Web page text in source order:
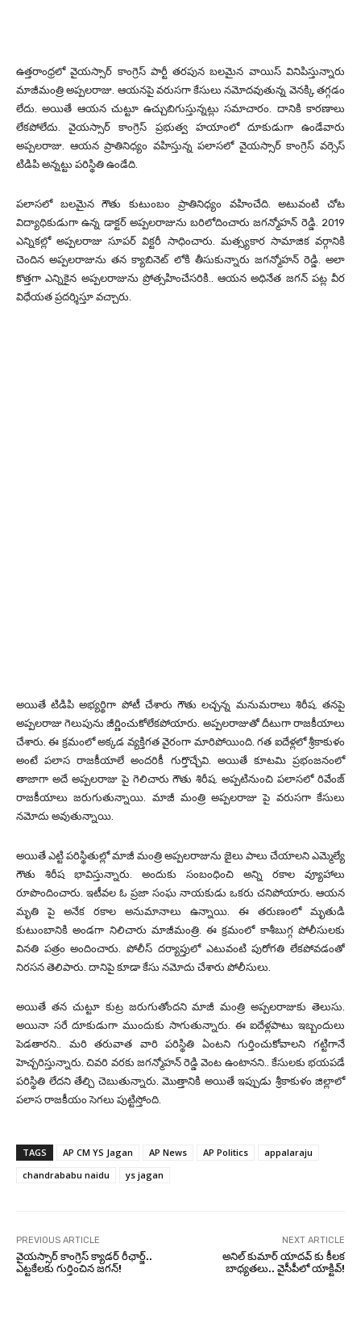
ఉత్తరాంధ్రలో వైయస్సార్ కాంగ్రెస్ పార్టీ తరపున బలమైన వాయిస్ వినిపిస్తున్నారు
మాజీమంత్రి అప్పలరాజు. ఆయనపై వరుసగా కేసులు నమోదవుతున్న వెనక్కి తగ్గడం
లేదు. అయితే ఆయన చుట్టూ ఉచ్చుబిగుస్తున్నట్లు సమాచారం. దానికి కారణాలు
లేకపోలేదు. వైయస్సార్ కాంగ్రెస్ ప్రభుత్వ హయాంలో దూకుడుగా ఉండేవారు
అప్పలరాజు. ఆయన ప్రాతినిధ్యం వహిస్తున్న పలాసలో వైయస్సార్ కాంగ్రెస్ వర్సెస్
టిడిపి అన్నట్టు పరిస్థితి ఉండేది.
పలాసలో బలమైన గౌతు కుటుంబం ప్రాతినిధ్యం వహించేది. అటువంటి చోట
విద్యాధికుడుగా ఉన్న డాక్టర్ అప్పలరాజును బరిలోదించారు జగన్మోహన్ రెడ్డి. 2019
ఎన్నికల్లో అప్పలరాజు సూపర్ విక్టరీ సాధించారు. మత్స్యకార సామాజిక వర్గానికి
చెందిన అప్పలరాజును తన క్యాబినెట్ లోకి తీసుకున్నారు జగన్మోహన్ రెడ్డి. అలా
కొత్తగా ఎన్నికైన అప్పలరాజును ప్రోత్సహించేసరికి.. ఆయన అధినేత జగన్ పట్ల వీర
విధేయత ప్రదర్శిస్తూ వచ్చారు.
అయితే టిడిపి అభ్యర్థిగా పోటీ చేశారు గౌతు లచ్చన్న మనుమరాలు శిరీష. తనపై
అప్పలరాజు గెలుపును జీర్ణించుకోలేకపోయారు. అప్పలరాజుతో దీటుగా రాజకీయాలు
చేశారు. ఈ క్రమంలో అక్కడ వ్యక్తిగత వైరంగా మారిపోయింది. గత ఐదేళ్లలో శ్రీకాకుళం
అంటే పలాస రాజకీయాలే అందరికీ గుర్తొచ్చేవి. అయితే కూటమి ప్రభంజనంలో
తాజాగా అదే అప్పలరాజు పై గెలిచారు గౌతు శిరీష. అప్పటినుంచి పలాసలో రివేంజ్
రాజకీయాలు జరుగుతున్నాయి. మాజీ మంత్రి అప్పలరాజు పై వరుసగా కేసులు
నమోదు అవుతున్నాయి.
అయితే ఎట్టి పరిస్థితుల్లో మాజీ మంత్రి అప్పలరాజును జైలు పాలు చేయాలని ఎమ్మెల్యే
గౌతు శిరీష భావిస్తున్నారు. అందుకు సంబంధించి అన్ని రకాల వ్యూహాలు
రూపొందించారు. ఇటీవల ఓ ప్రజా సంఘ నాయకుడు ఒకరు చనిపోయారు. ఆయన
మృతి పై అనేక రకాల అనుమానాలు ఉన్నాయి. ఈ తరుణంలో మృతుడి
కుటుంబానికి అండగా నిలిచారు మాజీమంత్రి. ఈ క్రమంలో కాశీబుగ్గ పోలీసులకు
వినతి పత్రం అందించారు. పోలీస్ దర్యాప్తులో ఎటువంటి పురోగతి లేకపోవడంతో
నిరసన తెలిపారు. దానిపై కూడా కేసు నమోదు చేశారు పోలీసులు.
అయితే తన చుట్టూ కుట్ర జరుగుతోందని మాజీ మంత్రి అప్పలరాజుకు తెలుసు.
అయినా సరే దూకుడుగా ముందుకు సాగుతున్నారు. ఈ ఐదేళ్లపాటు ఇబ్బందులు
పెడతారని.. మరి తరువాత వారి పరిస్థితి ఏంటని గుర్తించుకోవాలని గట్టిగానే
హెచ్చరిస్తున్నారు. చివరి వరకు జగన్మోహన్ రెడ్డి వెంట ఉంటానని.. కేసులకు భయపడే
పరిస్థితి లేదని తేల్చి చెబుతున్నారు. మొత్తానికి అయితే ఇప్పుడు శ్రీకాకుళం జిల్లాలో
పలాస రాజకీయం సెగలు పుట్టిస్తోంది.
TAGS AP CM YS Jagan AP News AP Politics
appalaraju
chandrababu naidu
ys jagan
PREVIOUS ARTICLE
వైయస్సార్ కాంగ్రెస్ క్యాడర్ రీఛార్జ్..
ఎట్టకేలకు గుర్తించిన జగన్!
NEXT ARTICLE
అనిల్ కుమార్ యాదవ్ కు కీలక
బాధ్యతలు.. వైసీపీలో యాక్టివ్!